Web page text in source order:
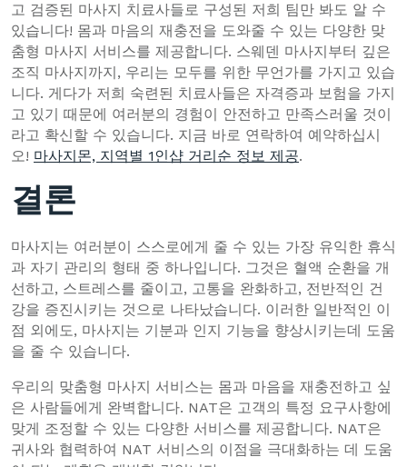
고 검증된 마사지 치료사들로 구성된 저희 팀만 봐도 알 수
있습니다! 몸과 마음의 재충전을 도와줄 수 있는 다양한 맞
춤형 마사지 서비스를 제공합니다. 스웨덴 마사지부터 깊은
조직 마사지까지, 우리는 모두를 위한 무언가를 가지고 있습
니다. 게다가 저희 숙련된 치료사들은 자격증과 보험을 가지
고 있기 때문에 여러분의 경험이 안전하고 만족스러울 것이
라고 확신할 수 있습니다. 지금 바로 연락하여 예약하십시
오! 마사지몬, 지역별 1인샵 거리순 정보 제공.
결론
마사지는 여러분이 스스로에게 줄 수 있는 가장 유익한 휴식
과 자기 관리의 형태 중 하나입니다. 그것은 혈액 순환을 개
선하고, 스트레스를 줄이고, 고통을 완화하고, 전반적인 건
강을 증진시키는 것으로 나타났습니다. 이러한 일반적인 이
점 외에도, 마사지는 기분과 인지 기능을 향상시키는데 도움
을 줄 수 있습니다.
우리의 맞춤형 마사지 서비스는 몸과 마음을 재충전하고 싶
은 사람들에게 완벽합니다. NAT은 고객의 특정 요구사항에
맞게 조정할 수 있는 다양한 서비스를 제공합니다. NAT은
귀사와 협력하여 NAT 서비스의 이점을 극대화하는 데 도움